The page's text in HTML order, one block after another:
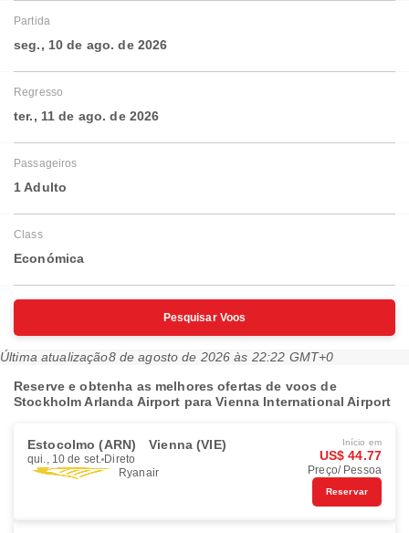
Partida
seg., 10 de ago. de 2026
Regresso
ter., 11 de ago. de 2026
Passageiros
1 Adulto
Class
Económica
Pesquisar Voos
Última atualização8 de agosto de 2026 às 22:22 GMT+0
Reserve e obtenha as melhores ofertas de voos de
Stockholm Arlanda Airport para Vienna International Airport
Estocolmo (ARN) Vienna (VIE)
qui., 10 de set. Direto
Ryanair
Início em
US$ 44.77
Preço/ Pessoa
Reservar